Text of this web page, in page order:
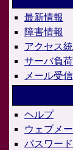
最新情報
障害情報
アクセス
サーバ負
メール受
ヘルプ
ウェブメ
パスワー